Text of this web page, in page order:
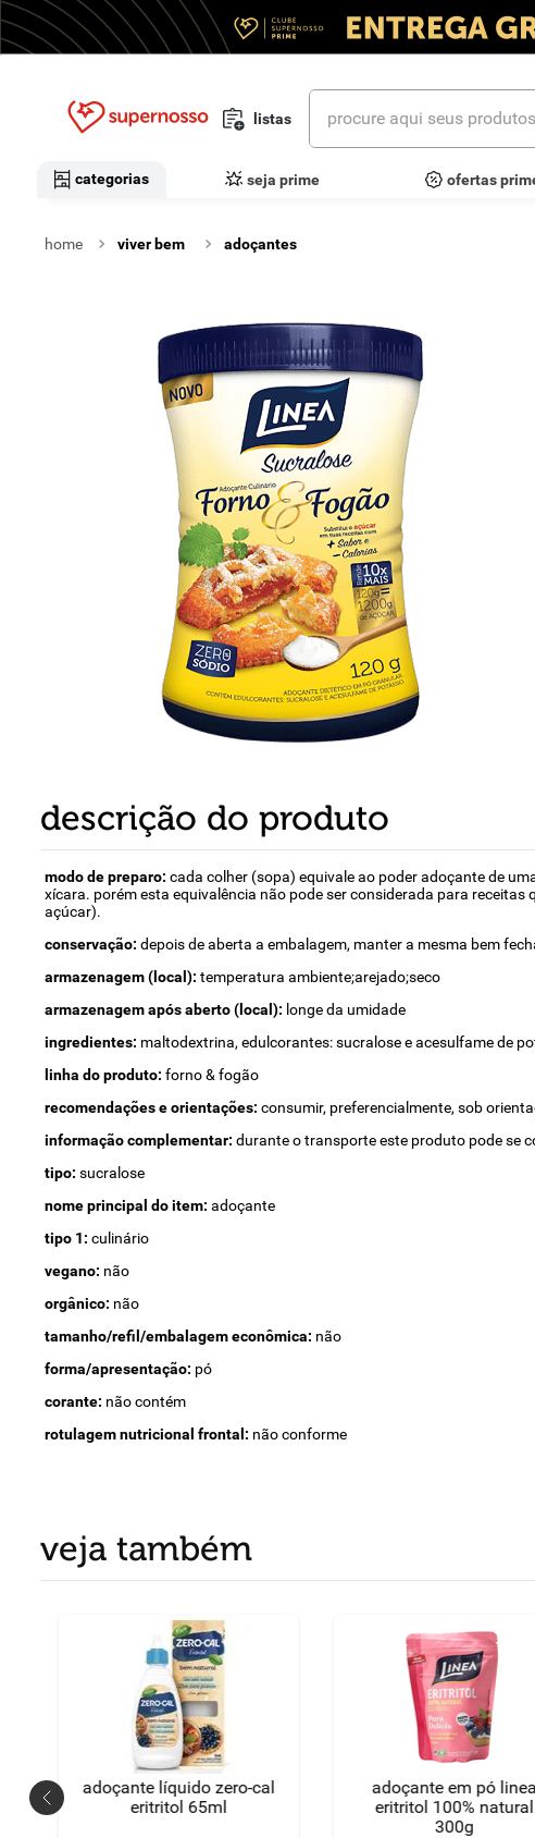
listas
procure aqui seus produtos
categorias seja prime ofertas
viver bem adoçantes
descrição do produto
modo de preparo: cada colher (sopa) equivale ao poder adoçante de
xícara. porém esta equivalência não pode ser considerada para
açúcar).
conservação: depois de aberta a embalagem, manter a mesma bem
armazenagem (local): temperatura ambiente;arejado;seco
armazenagem após aberto (local): longe da umidade
ingredientes: maltodextrina, edulcorantes: sucralose e acesulfame de
linha do produto: forno & fogão
recomendações e orientações: consumir, preferencialmente, sob
informação complementar: durante o transporte este produto pode se
tipo: sucralose
nome principal do item: adoçante
tipo 1: culinário
vegano: não
orgânico: não
tamanho/refil/embalagem econômica: não
forma/apresentação: pó
corante: não contém
rotulagem nutricional frontal: não conforme
veja também
adoçante líquido zero-cal
eritritol 65ml
adoçante em pó linea
eritritol 100% natural
300g
termos mais buscados
4º iogurte
5º queijo
biscoito
7 vinhos
detergente
9º macarrão
10º chocolate